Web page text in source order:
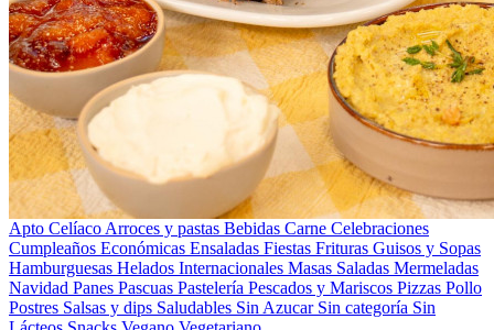
Apto Celíaco Arroces y pastas Bebidas Carne Celebraciones
Cumpleaños Económicas Ensaladas Fiestas Frituras Guisos y Sopas
Hamburguesas Helados Internacionales Masas Saladas Mermeladas
Navidad Panes Pascuas Pastelería Pescados y Mariscos Pizzas Pollo
Postres Salsas y dips Saludables Sin Azucar Sin categoría Sin